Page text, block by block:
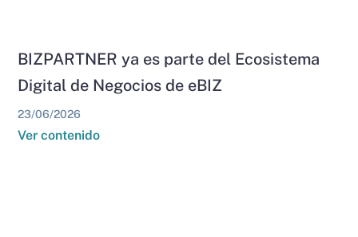
BIZPARTNER ya es parte del Ecosistema
Digital de Negocios de eBIZ
23/06/2026
Ver contenido